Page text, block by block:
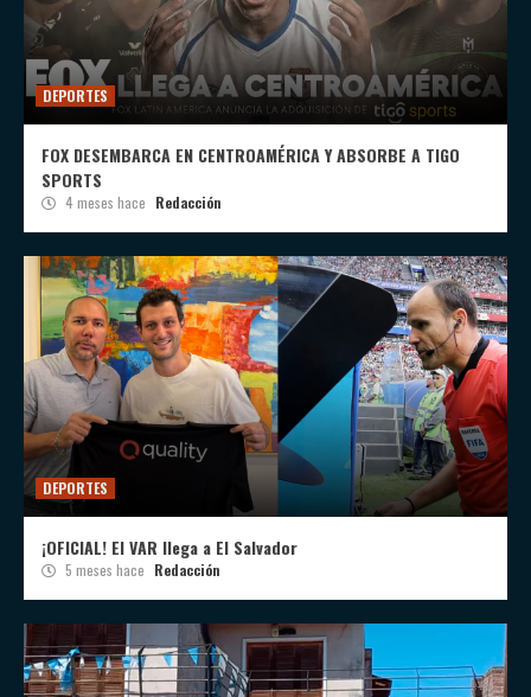
DEPORTES
FOX DESEMBARCA EN CENTROAMÉRICA Y ABSORBE A TIGO
SPORTS
4 meses hace Redacción
DEPORTES
¡OFICIAL! El VAR llega a El Salvador
5 meses hace Redacción